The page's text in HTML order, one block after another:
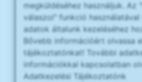
megküldéséhez használjuk. Az
válaszol" funkció használatával
adatok általunk kezeléséhez
Bővebb információért olvassa
tájékoztatónkat! További
információkkal kapcsolatban
Adatkezelési Tájékoztatónk